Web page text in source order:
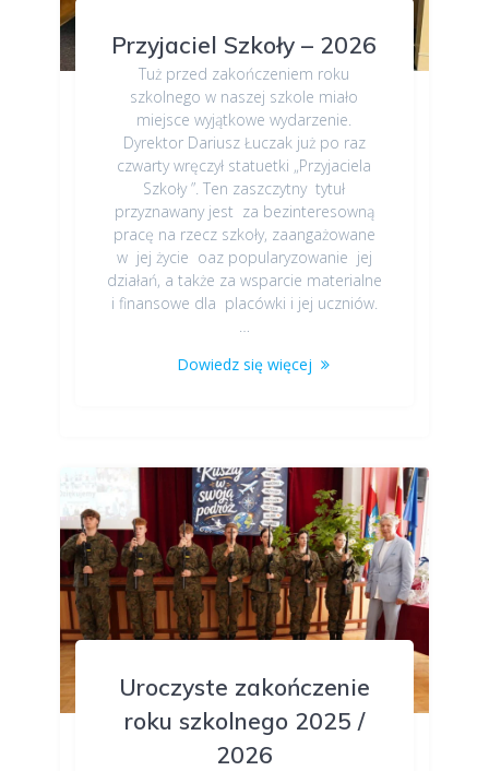
Przyjaciel Szkoły – 2026
Tuż przed zakończeniem roku
szkolnego w naszej szkole miało
miejsce wyjątkowe wydarzenie.
Dyrektor Dariusz Łuczak już po raz
czwarty wręczył statuetki „Przyjaciela
Szkoły ”. Ten zaszczytny tytuł
przyznawany jest za bezinteresowną
pracę na rzecz szkoły, zaangażowane
w jej życie oaz popularyzowanie jej
działań, a także za wsparcie materialne
i finansowe dla placówki i jej uczniów.
Dowiedz się więcej
Uroczyste zakończenie
roku szkolnego 2025 /
2026